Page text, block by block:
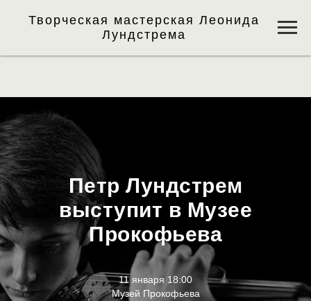
Творческая мастерская Леонида
Лундстрема
Петр Лундстрем
выступит в Музее
Прокофьева
11 января 18:00
Музей Прокофьева